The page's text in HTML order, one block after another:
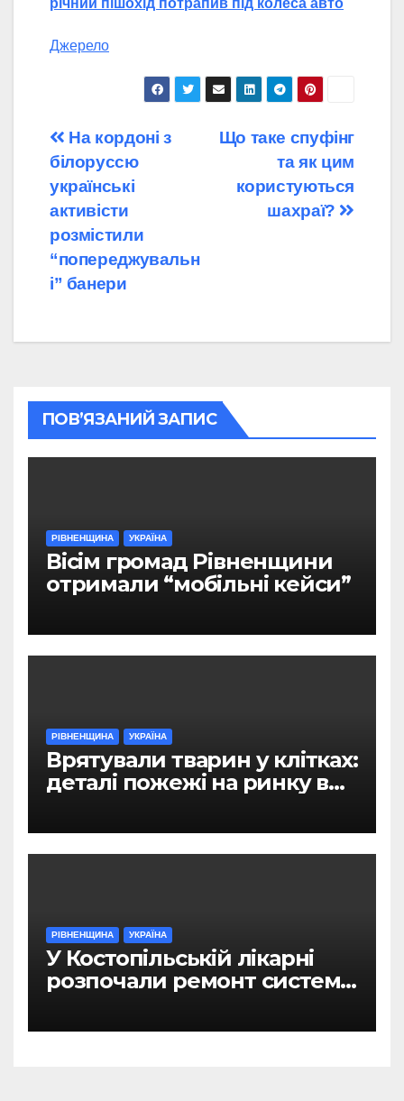
річний пішохід потрапив під колеса авто
Джерело
Навігація
записів
Що таке спуфінг
та як цим
користуються
шахраї?
На кордоні з
білоруссю
українські
активісти
розмістили
“попереджувальн
і” банери
ПОВ’ЯЗАНИЙ ЗАПИС
РІВНЕНЩИНА УКРАЇНА
Вісім громад Рівненщини
отримали “мобільні кейси”
РІВНЕНЩИНА УКРАЇНА
Врятували тварин у клітках:
деталі пожежі на ринку в
РІВНЕНЩИНА УКРАЇНА
У Костопільській лікарні
розпочали ремонт системи